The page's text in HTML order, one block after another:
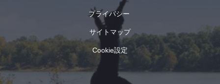
料理
アレ
プライバシー
サイトマップ
Cookie設定